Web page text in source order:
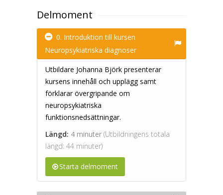
Delmoment
0. Introduktion till kursen
Neuropsykiatriska diagnoser
Utbildare Johanna Björk presenterar
kursens innehåll och upplägg samt
förklarar övergripande om
neuropsykiatriska
funktionsnedsättningar.
Längd: 4 minuter (Utbildningens totala
längd: 44 minuter)
Starta delmoment